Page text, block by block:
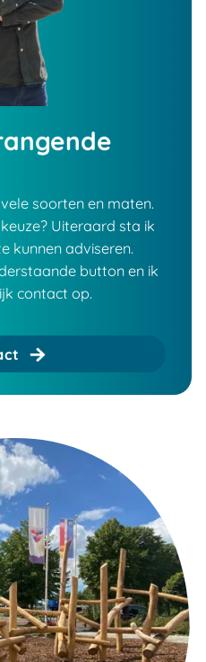
soorten en maten.
Uiteraard sta ik
kunnen adviseren.
button en ik
contact op.